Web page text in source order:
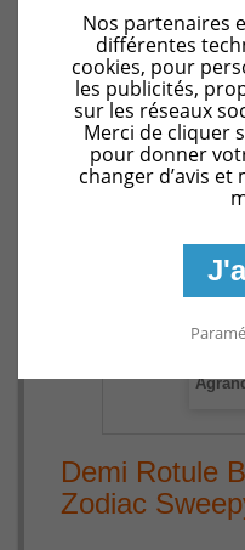
Robot Piscine Zodiac
Demi Rotule
Zodiac
Nos partenaires
différentes
cookies, pour
les publicités,
sur les réseaux
Merci de cliquer
pour donner
changer d’avis